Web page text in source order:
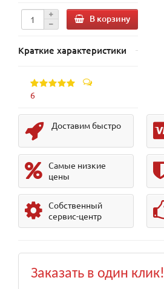
В корзину
Краткие характеристики
6
Доставим быстро
Самые низкие
цены
Собственный
сервис-центр
Заказать в один клик!